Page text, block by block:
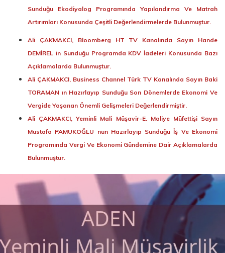
Sunduğu Ekodiyalog Programında Yapılandırma Ve Matrah
Artırımları Konusunda Çeşitli Değerlendirmelerde Bulunmuştur.
Ali ÇAKMAKCI, Bloomberg HT TV Kanalında Sayın Hande
DEMİREL in Sunduğu Programda KDV İadeleri Konusunda Bazı
Açıklamalarda Bulunmuştur.
Ali ÇAKMAKCI, Business Channel Türk TV Kanalında Sayın Baki
TORAMAN ın Hazırlayıp Sunduğu Son Dönemlerde Ekonomi Ve
Vergide Yaşanan Önemli Gelişmeleri Değerlendirmiştir.
Ali ÇAKMAKCI, Yeminli Mali Müşavir-E. Maliye Müfettişi Sayın
Mustafa PAMUKOĞLU nun Hazırlayıp Sunduğu İş Ve Ekonomi
Programında Vergi Ve Ekonomi Gündemine Dair Açıklamalarda
Bulunmuştur.